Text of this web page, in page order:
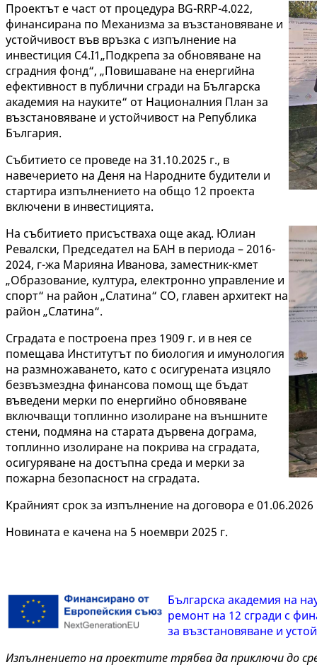
Проектът е част от процедура BG-RRP-4.022,
финансирана по Механизма за възстановяване и
устойчивост във връзка с изпълнение на
инвестиция C4.I1„Подкрепа за обновяване на
сградния фонд“, „Повишаване на енергийна
ефективност в публични сгради на Българска
академия на науките“ от Националния План за
възстановяване и устойчивост на Република
България.
Събитието се проведе на 31.10.2025 г., в
навечерието на Деня на Народните будители и
стартира изпълнението на общо 12 проекта
включени в инвестицията.
На събитието присъстваха още акад. Юлиан
Ревалски, Председател на БАН в периода – 2016-
2024, г-жа Марияна Иванова, заместник-кмет
„Образование, култура, електронно управление и
спорт“ на район „Слатина“ СО, главен архитект на
район „Слатина“.
Сградата е построена през 1909 г. и в нея се
помещава Институтът по биология и имунология
на размножаването, като с осигурената изцяло
безвъзмездна финансова помощ ще бъдат
въведени мерки по енергийно обновяване
включващи топлинно изолиране на външните
стени, подмяна на старата дървена дограма,
топлинно изолиране на покрива на сградата,
осигуряване на достъпна среда и мерки за
пожарна безопасност на сградата.
Крайният срок за изпълнение на договора е 01.06.2026
Новината е качена на 5 ноември 2025 г.
Българска академия на
ремонт на 12 сгради с
за възстановяване и
Изпълнението на проектите трябва да приключи до